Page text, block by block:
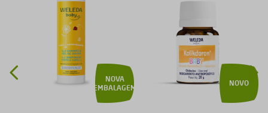
NOVA
EMBALAGEM
NOVO